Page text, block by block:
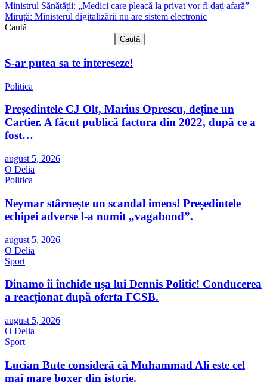
Ministrul Sănătății: „Medici care pleacă la privat vor fi dați afară”
Miruță: Ministerul digitalizării nu are sistem electronic
Caută
Caută
S-ar putea sa te intereseze!
Politica
Președintele CJ Olt, Marius Oprescu, deține un
Cartier. A făcut publică factura din 2022, după ce a
fost…
august 5, 2026
O Delia
Politica
Neymar stârnește un scandal imens! Președintele
echipei adverse l-a numit „vagabond”.
august 5, 2026
O Delia
Sport
Dinamo îi închide ușa lui Dennis Politic! Conducerea
a reacționat după oferta FCSB.
august 5, 2026
O Delia
Sport
Lucian Bute consideră că Muhammad Ali este cel
mai mare boxer din istorie.